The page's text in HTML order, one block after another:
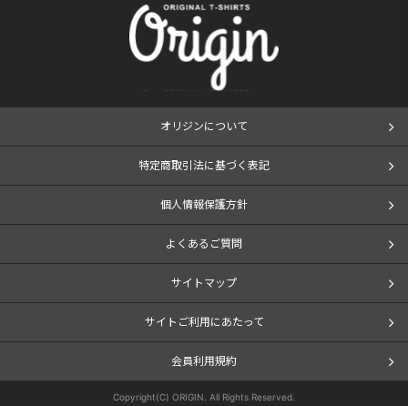
オリジンについて
特定商取引法に基づく表記
個人情報保護方針
よくあるご質問
サイトマップ
サイトご利用にあたって
会員利用規約
Copyright(C) ORIGIN. All Rights Reserved.